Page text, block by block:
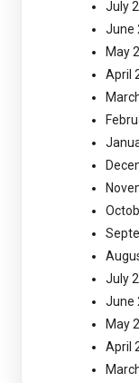
July
June
May
April
July
June
May
April